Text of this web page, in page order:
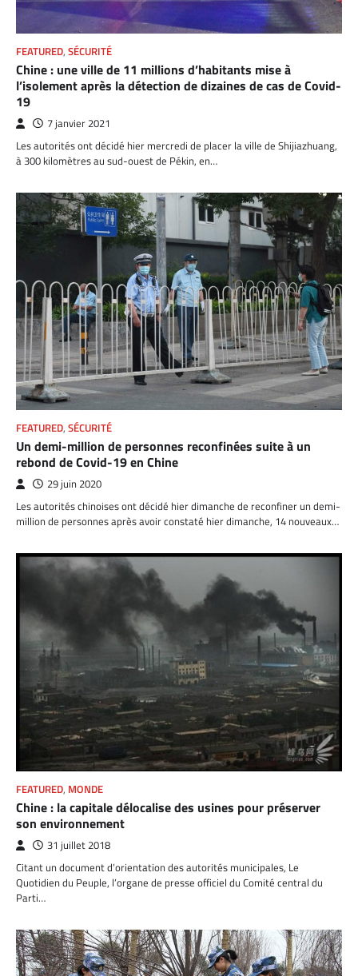
FEATURED, SÉCURITÉ
Chine : une ville de 11 millions d’habitants mise à
l’isolement après la détection de dizaines de cas de Covid-
19
7 janvier 2021
Les autorités ont décidé hier mercredi de placer la ville de Shijiazhuang,
à 300 kilomètres au sud-ouest de Pékin, en…
FEATURED, SÉCURITÉ
Un demi-million de personnes reconfinées suite à un
rebond de Covid-19 en Chine
29 juin 2020
Les autorités chinoises ont décidé hier dimanche de reconfiner un demi-
million de personnes après avoir constaté hier dimanche, 14 nouveaux…
FEATURED, MONDE
Chine : la capitale délocalise des usines pour préserver
son environnement
31 juillet 2018
Citant un document d’orientation des autorités municipales, Le
Quotidien du Peuple, l’organe de presse officiel du Comité central du
Parti…